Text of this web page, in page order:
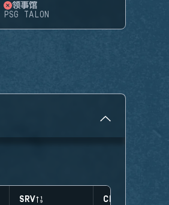
领事馆
PSG TALON
SRV CLUTCHES